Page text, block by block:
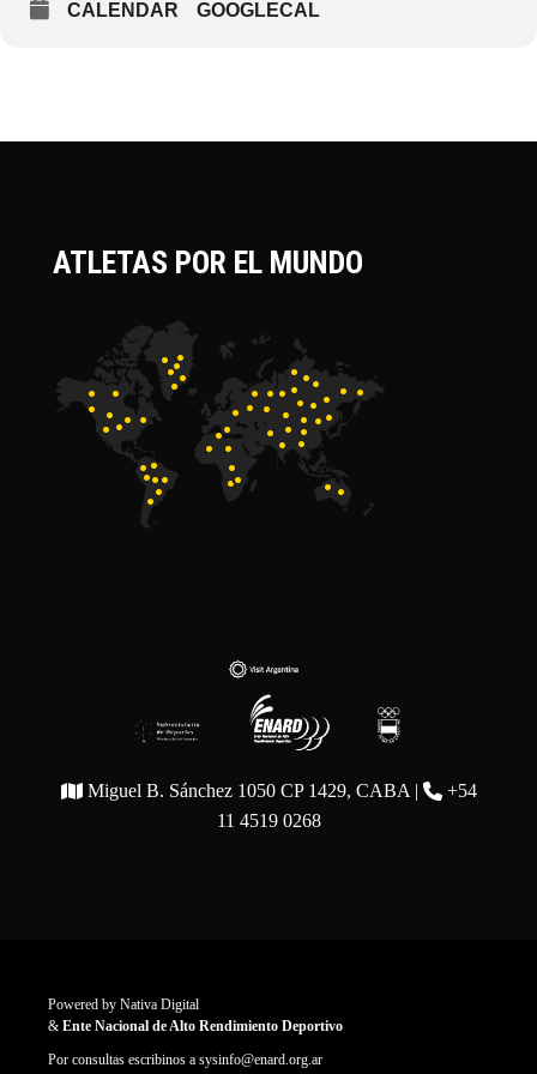
CALENDAR GOOGLECAL
ATLETAS POR EL MUNDO
Miguel B. Sánchez 1050 CP 1429, CABA |
+54
11 4519 0268
Powered by Nativa Digital
& Ente Nacional de Alto Rendimiento Deportivo
Por consultas escribinos a sysinfo@enard.org.ar